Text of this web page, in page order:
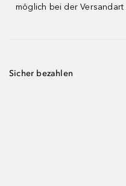
möglich bei der
Sicher bezahlen